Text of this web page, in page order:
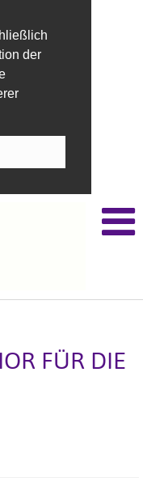
der
FÜR DIE